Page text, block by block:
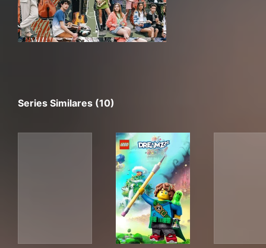
Series Similares (10)